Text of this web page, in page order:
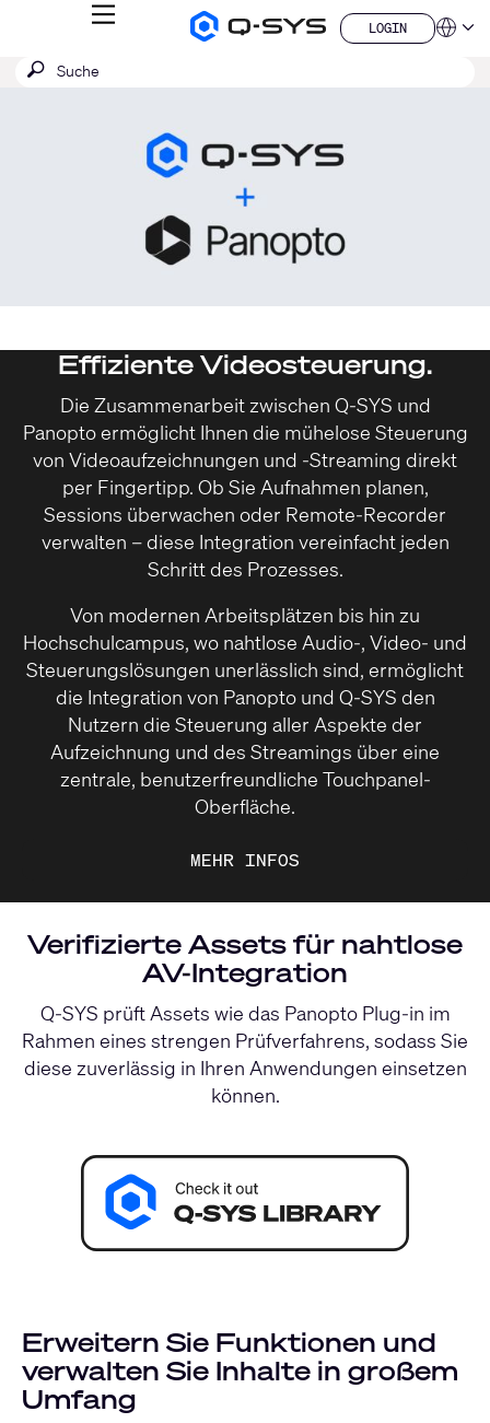
Q-
Produkte
MENÜ
LOGIN
LOGIN
QSYS.com (English)
Suche
absenden
SUCHE
Effiziente Videosteuerung.
Die Zusammenarbeit zwischen Q-SYS und
Panopto ermöglicht Ihnen die mühelose Steuerung
von Videoaufzeichnungen und -Streaming direkt
per Fingertipp. Ob Sie Aufnahmen planen,
Sessions überwachen oder Remote-Recorder
verwalten – diese Integration vereinfacht jeden
Schritt des Prozesses.
Von modernen Arbeitsplätzen bis hin zu
Hochschulcampus, wo nahtlose Audio-, Video- und
Steuerungslösungen unerlässlich sind, ermöglicht
die Integration von Panopto und Q-SYS den
Nutzern die Steuerung aller Aspekte der
Aufzeichnung und des Streamings über eine
zentrale, benutzerfreundliche Touchpanel-
Oberfläche.
MEHR INFOS
Verifizierte Assets für nahtlose
AV-Integration
Q-SYS prüft Assets wie das Panopto Plug-in im
Rahmen eines strengen Prüfverfahrens, sodass Sie
diese zuverlässig in Ihren Anwendungen einsetzen
können.
Erweitern Sie Funktionen und
verwalten Sie Inhalte in großem
Umfang